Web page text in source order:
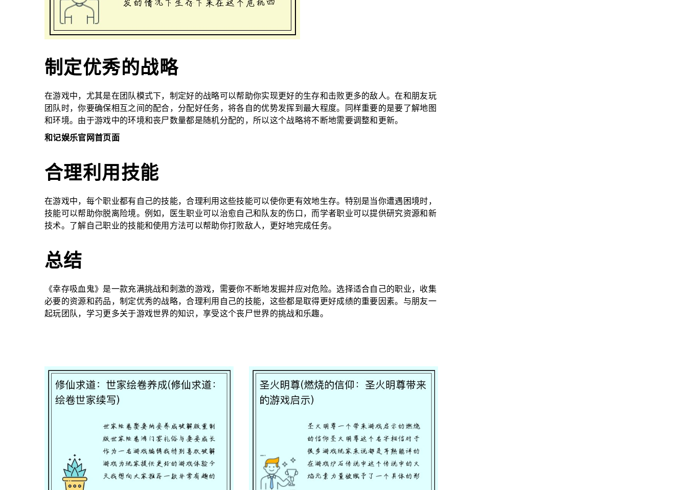
制定优秀的战略
在游戏中，尤其是在团队模式下，制定好的战略可以帮助你实现更好的生存和击败更多的敌人。在和朋友玩
团队时，你要确保相互之间的配合，分配好任务，将各自的优势发挥到最大程度。同样重要的是要了解地图
和环境。由于游戏中的环境和丧尸数量都是随机分配的，所以这个战略将不断地需要调整和更新。
和记娱乐官网首页面
合理利用技能
在游戏中，每个职业都有自己的技能，合理利用这些技能可以使你更有效地生存。特别是当你遭遇困境时，
技能可以帮助你脱离险境。例如，医生职业可以治愈自己和队友的伤口，而学者职业可以提供研究资源和新
技术。了解自己职业的技能和使用方法可以帮助你打败敌人，更好地完成任务。
总结
《幸存吸血鬼》是一款充满挑战和刺激的游戏，需要你不断地发掘并应对危险。选择适合自己的职业，收集
必要的资源和药品，制定优秀的战略，合理利用自己的技能，这些都是取得更好成绩的重要因素。与朋友一
起玩团队，学习更多关于游戏世界的知识，享受这个丧尸世界的挑战和乐趣。